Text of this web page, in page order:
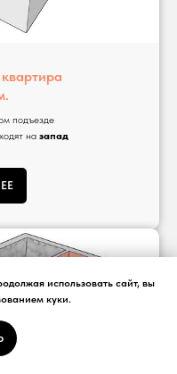
подъезде
на запад
использовать сайт, вы
куки.